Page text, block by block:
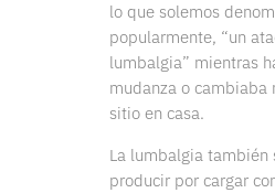
lo que solemos
popularmente, “un
lumbalgia” mientras
mudanza o cambiaba
sitio en casa.
La lumbalgia también
producir por cargar